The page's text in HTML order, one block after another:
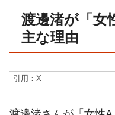
渡邊渚が「女
主な理由
引用：X